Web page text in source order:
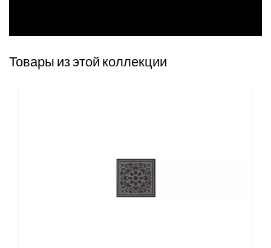
Товары из этой коллекции